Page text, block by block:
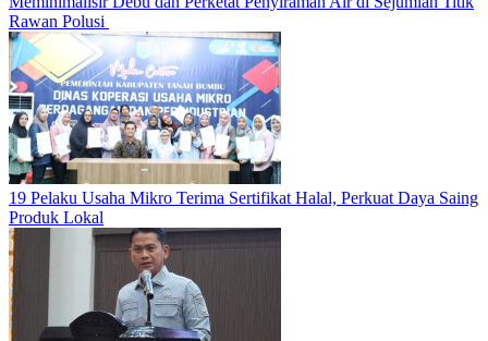
Rawan Polusi
19 Pelaku Usaha Mikro Terima Sertifikat Halal, Perkuat Daya Saing
Produk Lokal